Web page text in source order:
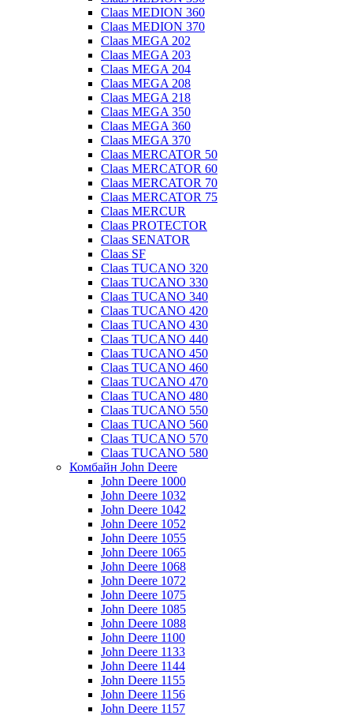
Claas MEDION 360
Claas MEDION 370
Claas MEGA 202
Claas MEGA 203
Claas MEGA 204
Claas MEGA 208
Claas MEGA 218
Claas MEGA 350
Claas MEGA 360
Claas MEGA 370
Claas MERCATOR 50
Claas MERCATOR 60
Claas MERCATOR 70
Claas MERCATOR 75
Claas MERCUR
Claas PROTECTOR
Claas SENATOR
Claas SF
Claas TUCANO 320
Claas TUCANO 330
Claas TUCANO 340
Claas TUCANO 420
Claas TUCANO 430
Claas TUCANO 440
Claas TUCANO 450
Claas TUCANO 460
Claas TUCANO 470
Claas TUCANO 480
Claas TUCANO 550
Claas TUCANO 560
Claas TUCANO 570
Claas TUCANO 580
Комбайн John Deere
John Deere 1000
John Deere 1032
John Deere 1042
John Deere 1052
John Deere 1055
John Deere 1065
John Deere 1068
John Deere 1072
John Deere 1075
John Deere 1085
John Deere 1088
John Deere 1100
John Deere 1133
John Deere 1144
John Deere 1155
John Deere 1156
John Deere 1157